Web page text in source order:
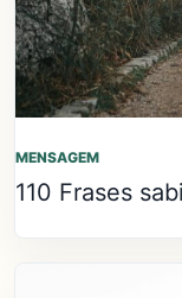
MENSAGEM
110 Frases